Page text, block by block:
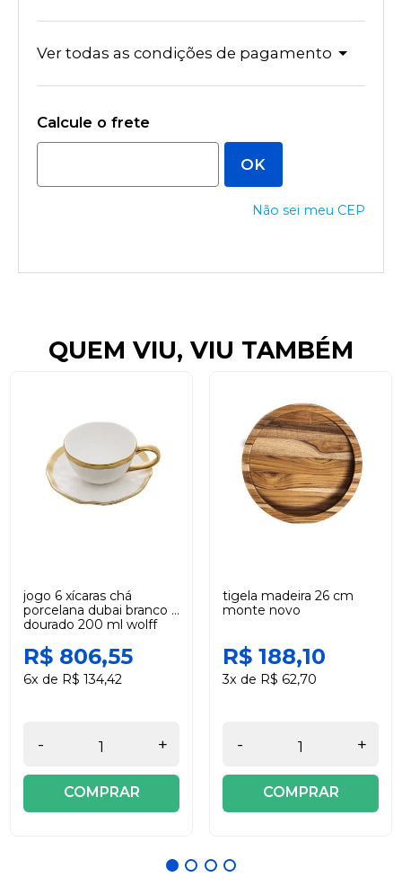
Ver todas as condições de pagamento
Não sei meu CEP
QUEM VIU, VIU TAMBÉM
jogo 6 xícaras chá
porcelana dubai branco e
dourado 200 ml wolff
R$ 806,55
6x de R$ 134,42
- +
COMPRAR
tigela madeira 26 cm
monte novo
R$ 188,10
3x de R$ 62,70
- +
COMPRAR